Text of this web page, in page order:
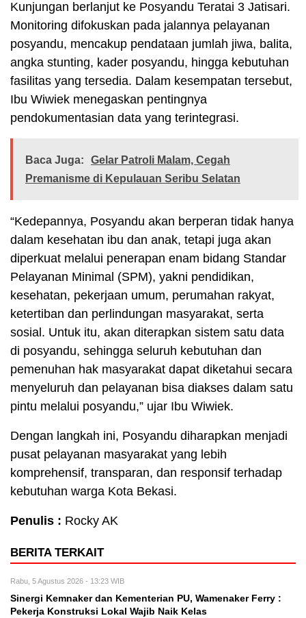
Kunjungan berlanjut ke Posyandu Teratai 3 Jatisari.
Monitoring difokuskan pada jalannya pelayanan
posyandu, mencakup pendataan jumlah jiwa, balita,
angka stunting, kader posyandu, hingga kebutuhan
fasilitas yang tersedia. Dalam kesempatan tersebut,
Ibu Wiwiek menegaskan pentingnya
pendokumentasian data yang terintegrasi.
Baca Juga:
Gelar Patroli Malam, Cegah
Premanisme di Kepulauan Seribu Selatan
“Kedepannya, Posyandu akan berperan tidak hanya
dalam kesehatan ibu dan anak, tetapi juga akan
diperkuat melalui penerapan enam bidang Standar
Pelayanan Minimal (SPM), yakni pendidikan,
kesehatan, pekerjaan umum, perumahan rakyat,
ketertiban dan perlindungan masyarakat, serta
sosial. Untuk itu, akan diterapkan sistem satu data
di posyandu, sehingga seluruh kebutuhan dan
pemenuhan hak masyarakat dapat diketahui secara
menyeluruh dan pelayanan bisa diakses dalam satu
pintu melalui posyandu,” ujar Ibu Wiwiek.
Dengan langkah ini, Posyandu diharapkan menjadi
pusat pelayanan masyarakat yang lebih
komprehensif, transparan, dan responsif terhadap
kebutuhan warga Kota Bekasi.
Penulis : Rocky AK
BERITA TERKAIT
Rabu, 5 Agustus 2026 - 13:23 WIB
Sinergi Kemnaker dan Kementerian PU, Wamenaker Ferry :
Pekerja Konstruksi Lokal Wajib Naik Kelas